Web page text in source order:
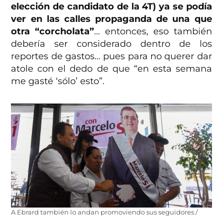
elección de candidato de la 4T) ya se podía
ver en las calles propaganda de una que
otra “corcholata”… entonces, eso también
debería ser considerado dentro de los
reportes de gastos… pues para no querer dar
atole con el dedo de que “en esta semana
me gasté ‘sólo’ esto”.
A Ebrard también lo andan promoviendo sus seguidores /